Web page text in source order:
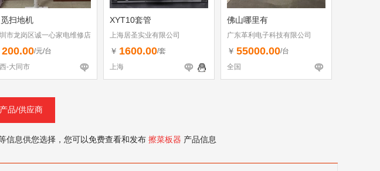
扫地机
市龙岗区诚一心家电维修店
体工商户）
200.00/元/台
-大同市
XYT10套管
上海居圣实业有限公司
￥ 1600.00/套
上海
佛山哪里有
广东革利电子科技有限公司
￥ 55000.00/台
全国
产品/供应商
信息供您选择，您可以免费查看和发布 擦菜板器 产品信息